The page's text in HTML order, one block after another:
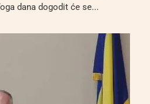
dana dogodit će se...